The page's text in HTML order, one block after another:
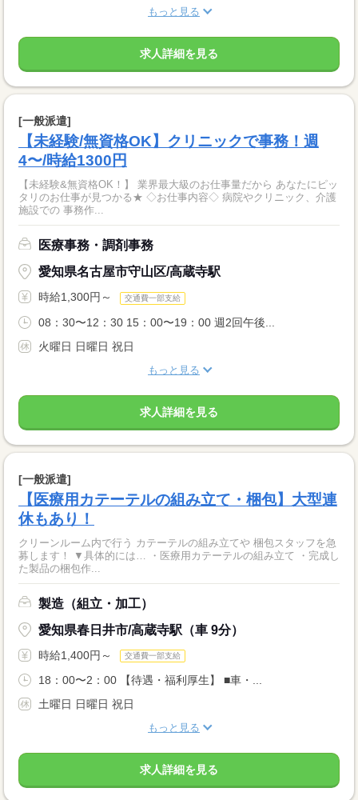
もっと見る
求人詳細を見る
[一般派遣]
【未経験/無資格OK】クリニックで事務！週
4〜/時給1300円
【未経験&無資格OK！】 業界最大級のお仕事量だから あなたにピッ
タリのお仕事が見つかる★ ◇お仕事内容◇ 病院やクリニック、介護
施設での 事務作...
医療事務・調剤事務
愛知県名古屋市守山区/高蔵寺駅
時給1,300円～ 交通費一部支給
08：30〜12：30 15：00〜19：00 週2回午後...
火曜日 日曜日 祝日
もっと見る
求人詳細を見る
[一般派遣]
【医療用カテーテルの組み立て・梱包】大型連
休もあり！
クリーンルーム内で行う カテーテルの組み立てや 梱包スタッフを急
募します！ ▼具体的には… ・医療用カテーテルの組み立て ・完成し
た製品の梱包作...
製造（組立・加工）
愛知県春日井市/高蔵寺駅（車 9分）
時給1,400円～ 交通費一部支給
18：00〜2：00 【待遇・福利厚生】 ■車・...
土曜日 日曜日 祝日
もっと見る
求人詳細を見る